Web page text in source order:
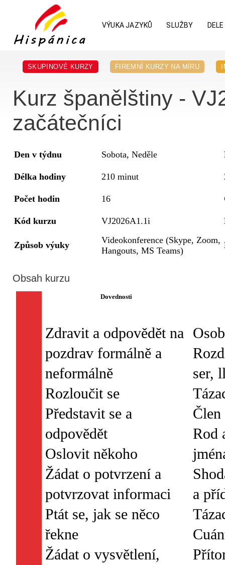
VÝUKA JAZYKŮ SLUŽBY DELE
SKUPINOVÉ KURZY FIREMNÍ KURZY NA MÍRU
Kurz španělštiny -
začátečníci
Den v týdnu Sobota, Neděle
Délka hodiny 210 minut
Počet hodin 16
Kód kurzu VJ2026A1.1i
Způsob výuky
Videokonference (Skype, Zoom,
Hangouts, MS Teams)
Obsah kurzu
Dovednosti
Zdravit a odpovědět na
pozdrav formálně a
neformálně
Rozloučit se
Představit se a
odpovědět
Oslovit někoho
Žádat o potvrzení a
potvrzovat informaci
Ptát se, jak se něco
řekne
Žádat o vysvětlení,
ser,
Rod
a